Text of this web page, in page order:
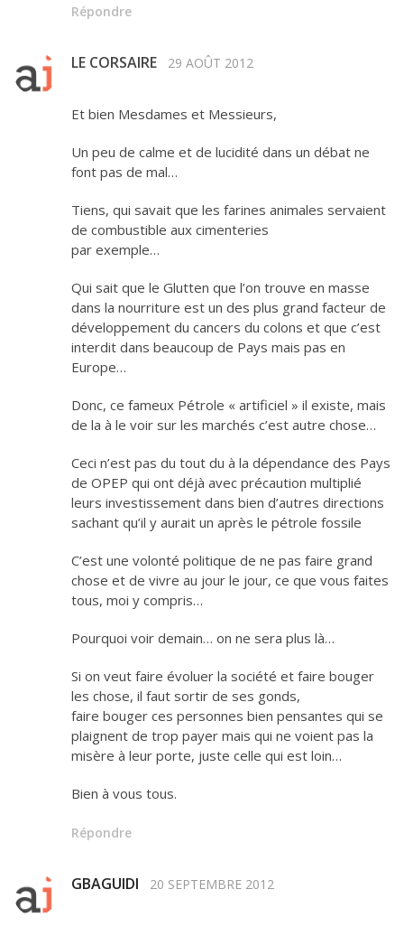
Répondre
LE CORSAIRE 29 AOÛT 2012
Et bien Mesdames et Messieurs,
Un peu de calme et de lucidité dans un débat ne
font pas de mal…
Tiens, qui savait que les farines animales servaient
de combustible aux cimenteries
par exemple…
Qui sait que le Glutten que l’on trouve en masse
dans la nourriture est un des plus grand facteur de
développement du cancers du colons et que c’est
interdit dans beaucoup de Pays mais pas en
Europe…
Donc, ce fameux Pétrole « artificiel » il existe, mais
de la à le voir sur les marchés c’est autre chose…
Ceci n’est pas du tout du à la dépendance des Pays
de OPEP qui ont déjà avec précaution multiplié
leurs investissement dans bien d’autres directions
sachant qu’il y aurait un après le pétrole fossile
C’est une volonté politique de ne pas faire grand
chose et de vivre au jour le jour, ce que vous faites
tous, moi y compris…
Pourquoi voir demain… on ne sera plus là…
Si on veut faire évoluer la société et faire bouger
les chose, il faut sortir de ses gonds,
faire bouger ces personnes bien pensantes qui se
plaignent de trop payer mais qui ne voient pas la
misère à leur porte, juste celle qui est loin…
Bien à vous tous.
Répondre
GBAGUIDI 20 SEPTEMBRE 2012